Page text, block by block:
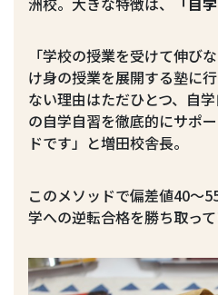
「学校の授業を受けて伸び
け身の授業を展開する塾に
ない理由はただひとつ、自
の自学自習を徹底的にサポ
ドです」と増田校舎長。
このメソッドで偏差値40～
学への逆転合格を勝ち取って